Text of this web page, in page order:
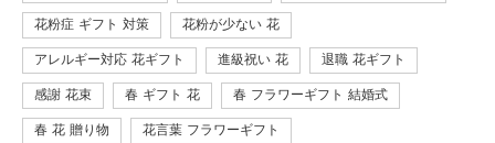
花粉症 ギフト 対策 花粉が少ない 花
アレルギー対応 花ギフト 進級祝い 花 退職 花ギフト
感謝 花束 春 ギフト 花 春 フラワーギフト 結婚式
春 花 贈り物 花言葉 フラワーギフト